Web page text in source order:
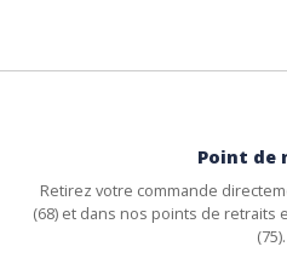
Point de
Retirez votre commande
(68) et dans nos points de retraits
(75).